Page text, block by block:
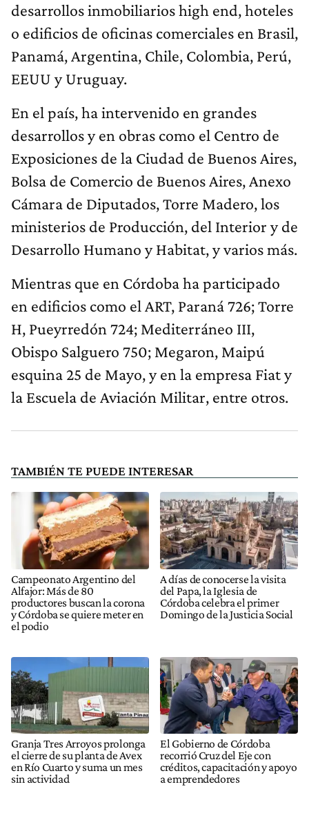
desarrollos inmobiliarios high end, hoteles
o edificios de oficinas comerciales en Brasil,
Panamá, Argentina, Chile, Colombia, Perú,
EEUU y Uruguay.
En el país, ha intervenido en grandes
desarrollos y en obras como el Centro de
Exposiciones de la Ciudad de Buenos Aires,
Bolsa de Comercio de Buenos Aires, Anexo
Cámara de Diputados, Torre Madero, los
ministerios de Producción, del Interior y de
Desarrollo Humano y Habitat, y varios más.
Mientras que en Córdoba ha participado
en edificios como el ART, Paraná 726; Torre
H, Pueyrredón 724; Mediterráneo III,
Obispo Salguero 750; Megaron, Maipú
esquina 25 de Mayo, y en la empresa Fiat y
la Escuela de Aviación Militar, entre otros.
TAMBIÉN TE PUEDE INTERESAR
Campeonato Argentino del
Alfajor: Más de 80
productores buscan la corona
y Córdoba se quiere meter en
el podio
A días de conocerse la visita
del Papa, la Iglesia de
Córdoba celebra el primer
Domingo de la Justicia Social
Granja Tres Arroyos prolonga
el cierre de su planta de Avex
en Río Cuarto y suma un mes
sin actividad
El Gobierno de Córdoba
recorrió Cruz del Eje con
créditos, capacitación y apoyo
a emprendedores